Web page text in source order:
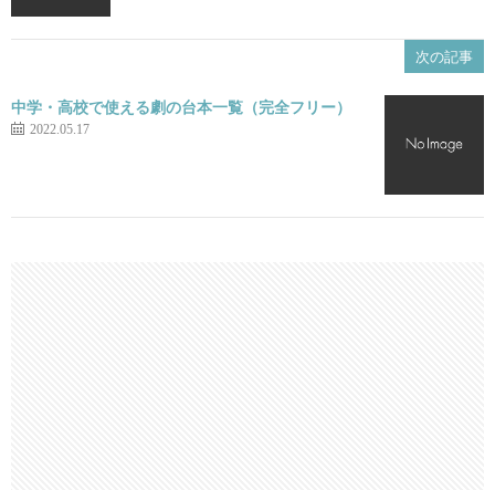
次の記事
中学・高校で使える劇の台本一覧（完全フリー）
2022.05.17